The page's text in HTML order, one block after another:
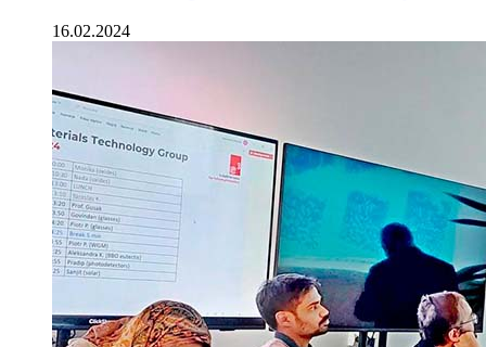
16.02.2024